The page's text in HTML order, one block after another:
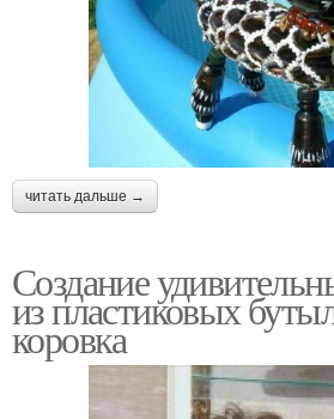
читать дальше →
Создание
из пластиковых
коровка